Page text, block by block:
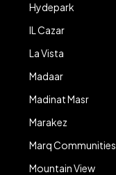
Hydepark
IL Cazar
La Vista
Madaar
Madinat Masr
Marakez
Marq Communities
Mountain View